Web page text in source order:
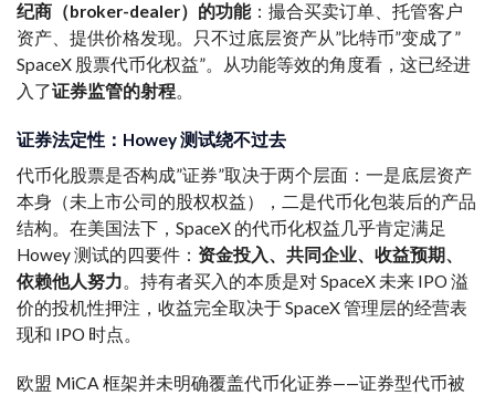
纪商（broker-dealer）的功能：撮合买卖订单、托管客户
资产、提供价格发现。只不过底层资产从”比特币”变成了”
SpaceX 股票代币化权益”。从功能等效的角度看，这已经进
入了证券监管的射程。
证券法定性：Howey 测试绕不过去
代币化股票是否构成”证券”取决于两个层面：一是底层资产
本身（未上市公司的股权权益），二是代币化包装后的产品
结构。在美国法下，SpaceX 的代币化权益几乎肯定满足
Howey 测试的四要件： 资金投入、共同企业、收益预期、
依赖他人努力。持有者买入的本质是对 SpaceX 未来 IPO 溢
价的投机性押注，收益完全取决于 SpaceX 管理层的经营表
现和 IPO 时点。
欧盟 MiCA 框架并未明确覆盖代币化证券——证券型代币被